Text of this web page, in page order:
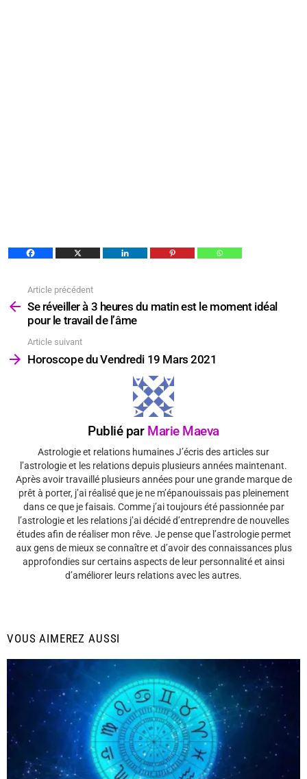
plus
Article précédent
Se réveiller à 3 heures du matin est le moment idéal
pour le travail de l’âme
Article suivant
Horoscope du Vendredi 19 Mars 2021
Publié par Marie Maeva
Astrologie et relations humaines J’écris des articles sur
l’astrologie et les relations depuis plusieurs années maintenant.
Après avoir travaillé plusieurs années pour une grande marque de
prêt à porter, j’ai réalisé que je ne m’épanouissais pas pleinement
dans ce que je faisais. Comme j’ai toujours été passionnée par
l’astrologie et les relations j’ai décidé d’entreprendre de nouvelles
études afin de réaliser mon rêve. Je pense que l’astrologie permet
aux gens de mieux se connaître et d’avoir des connaissances plus
approfondies sur certains aspects de leur personnalité et ainsi
d’améliorer leurs relations avec les autres.
VOUS AIMEREZ AUSSI